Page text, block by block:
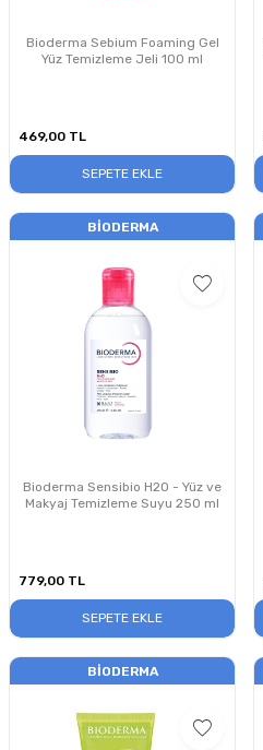
Bioderma Sebium Foaming Gel
Yüz Temizleme Jeli 100 ml
469,00 TL
SEPETE EKLE
BIODERMA
Bioderma Sensibio H2O - Yüz ve
Makyaj Temizleme Suyu 250 ml
779,00 TL
SEPETE EKLE
BIODERMA